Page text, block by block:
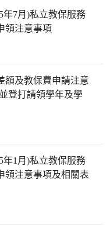
年7月)私立教保服務
領注意事項
額及教保費申請注意
登打請領學年及學
年1月)私立教保服務
領注意事項及相關表